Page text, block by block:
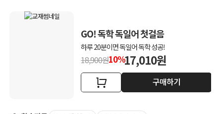
GO! 독학 독일어 첫걸음
하루 20분이면 독일어 독학 성공!
18,900원10%17,010원
구매하기